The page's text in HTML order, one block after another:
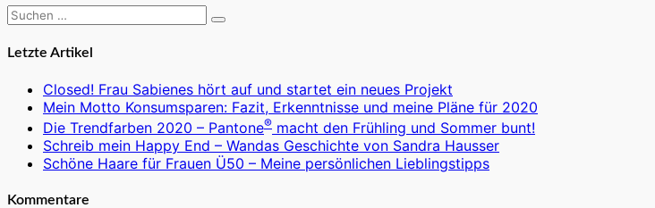
Suchen
Suchen
Letzte Artikel
Closed! Frau Sabienes hört auf und startet ein neues Projekt
Mein Motto Konsumsparen: Fazit, Erkenntnisse und meine Pläne für 2020
Die Trendfarben 2020 – Pantone® macht den Frühling und Sommer bunt!
Schreib mein Happy End – Wandas Geschichte von Sandra Hausser
Schöne Haare für Frauen Ü50 – Meine persönlichen Lieblingstipps
Kommentare